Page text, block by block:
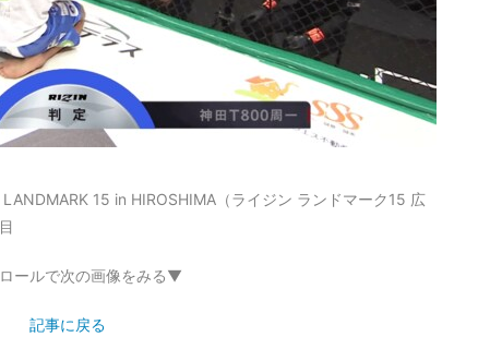
15 in HIROSHIMA（ライジン ランドマーク15 広
ールで次の画像をみる▼
記事に戻る